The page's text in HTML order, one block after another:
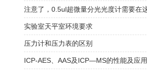
实验室天平室环境要求
压力计和压力表的区别
ICP-AES、AAS及ICP—MS的性能及应用